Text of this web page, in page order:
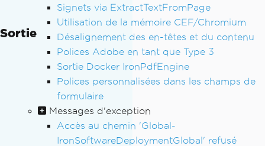
Signets via ExtractTextFromPage
Utilisation de la mémoire CEF/Chromium
Désalignement des en-têtes et du contenu
Polices Adobe en tant que Type 3
Sortie Docker IronPdfEngine
Polices personnalisées dans les champs de
formulaire
Messages d'exception
Accès au chemin 'Global-
IronSoftwareDeploymentGlobal' refusé
// Get binary data
byte[] binaryData = pdf.BinaryData;
// Example: Store in database
// database.StorePdfDocument(documentI
// Example: Send via API
// apiClient.UploadDocument(binaryDat
Sortie